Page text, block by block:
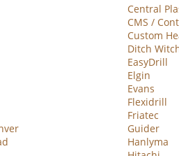
Central
CMS /
Custom
Ditch
EasyDrill
Elgin
Evans
Flexidrill
Friatec
Guider
Hanlyma